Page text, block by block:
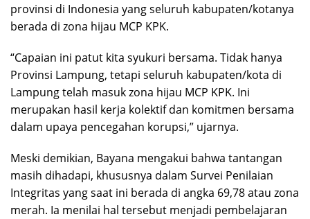
provinsi di Indonesia yang seluruh kabupaten/kotanya
berada di zona hijau MCP KPK.
“Capaian ini patut kita syukuri bersama. Tidak hanya
Provinsi Lampung, tetapi seluruh kabupaten/kota di
Lampung telah masuk zona hijau MCP KPK. Ini
merupakan hasil kerja kolektif dan komitmen bersama
dalam upaya pencegahan korupsi,” ujarnya.
Meski demikian, Bayana mengakui bahwa tantangan
masih dihadapi, khususnya dalam Survei Penilaian
Integritas yang saat ini berada di angka 69,78 atau zona
merah. Ia menilai hal tersebut menjadi pembelajaran